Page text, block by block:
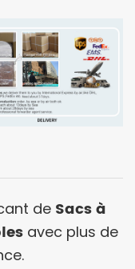
deSacs à
avec plus de